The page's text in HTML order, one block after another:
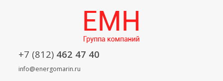
+7 (812) 462 47 40
info@energomarin.ru